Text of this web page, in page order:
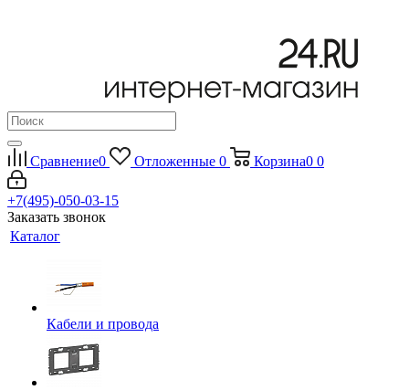
Сравнение0 Отложенные 0 Корзина0 0
+7(495)-050-03-15
Заказать звонок
Каталог
Кабели и провода